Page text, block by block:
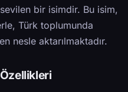
bir isimdir. Bu isim,
Türk toplumunda
nesle aktarılmaktadır.